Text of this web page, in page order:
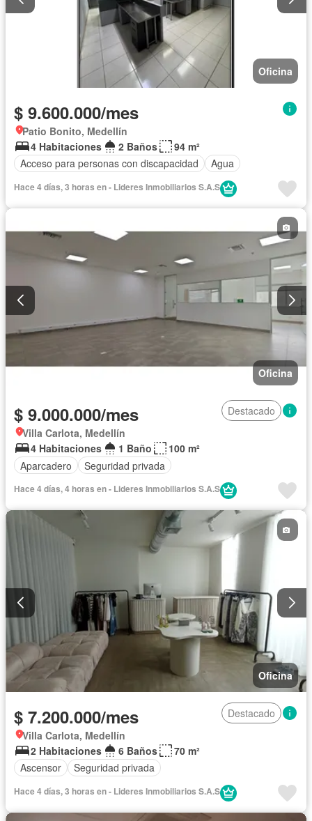
Oficina
$ 9.600.000/mes
Patio Bonito, Medellín
4 Habitaciones
2 Baños
94 m²
Acceso para personas con discapacidad
Agua
Hace 4 días, 3 horas en - Lideres Inmobiliarios S.A.S
Oficina
$ 9.000.000/mes
Destacado
Villa Carlota, Medellín
4 Habitaciones
1 Baño
100 m²
Aparcadero
Seguridad privada
Hace 4 días, 4 horas en - Lideres Inmobiliarios S.A.S
Oficina
$ 7.200.000/mes
Destacado
Villa Carlota, Medellín
2 Habitaciones
6 Baños
70 m²
Ascensor
Seguridad privada
Hace 4 días, 3 horas en - Lideres Inmobiliarios S.A.S